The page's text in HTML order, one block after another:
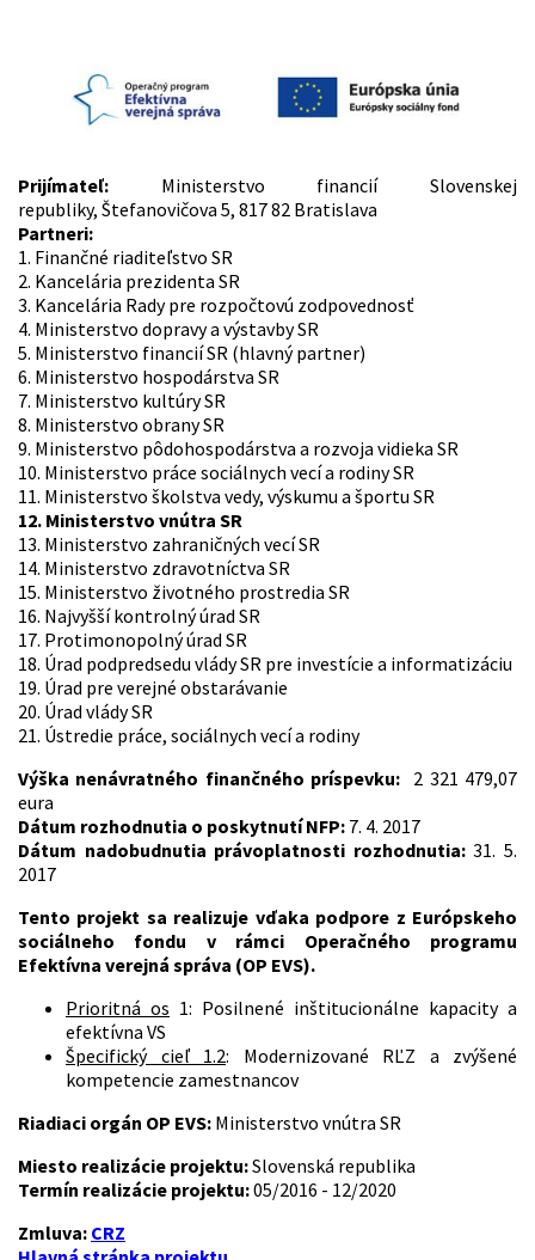
Prijímateľ: Ministerstvo financií Slovenskej
republiky, Štefanovičova 5, 817 82 Bratislava
Partneri:
1. Finančné riaditeľstvo SR
2. Kancelária prezidenta SR
3. Kancelária Rady pre rozpočtovú zodpovednosť
4. Ministerstvo dopravy a výstavby SR
5. Ministerstvo financií SR (hlavný partner)
6. Ministerstvo hospodárstva SR
7. Ministerstvo kultúry SR
8. Ministerstvo obrany SR
9. Ministerstvo pôdohospodárstva a rozvoja vidieka SR
10. Ministerstvo práce sociálnych vecí a rodiny SR
11. Ministerstvo školstva vedy, výskumu a športu SR
12. Ministerstvo vnútra SR
13. Ministerstvo zahraničných vecí SR
14. Ministerstvo zdravotníctva SR
15. Ministerstvo životného prostredia SR
16. Najvyšší kontrolný úrad SR
17. Protimonopolný úrad SR
18. Úrad podpredsedu vlády SR pre investície a informatizáciu
19. Úrad pre verejné obstarávanie
20. Úrad vlády SR
21. Ústredie práce, sociálnych vecí a rodiny
Výška nenávratného finančného príspevku: 2 321 479,07
eura
Dátum rozhodnutia o poskytnutí NFP: 7. 4. 2017
Dátum nadobudnutia právoplatnosti rozhodnutia:31. 5.
2017
Tento projekt sa realizuje vďaka podpore z Európskeho
sociálneho fondu v rámci Operačného programu
Efektívna verejná správa (OP EVS).
Prioritná os 1: Posilnené inštitucionálne kapacity a
efektívna VS
Špecifický cieľ 1.2: Modernizované RĽZ a zvýšené
kompetencie zamestnancov
Riadiaci orgán OP EVS: Ministerstvo vnútra SR
Miesto realizácie projektu:Slovenská republika
Termín realizácie projektu:05/2016 - 12/2020
Zmluva: CRZ